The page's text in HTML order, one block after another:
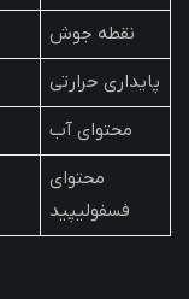
نقطه جوش
پایداری حرارتی
محتوای آب
محتوای
فسفولیپید